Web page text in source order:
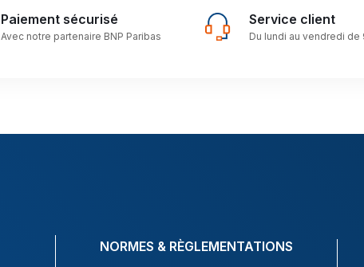
Paiement sécurisé
Avec notre partenaire BNP Paribas
Service client
Du lundi au vendredi de
NORMES & RÈGLEMENTATIONS